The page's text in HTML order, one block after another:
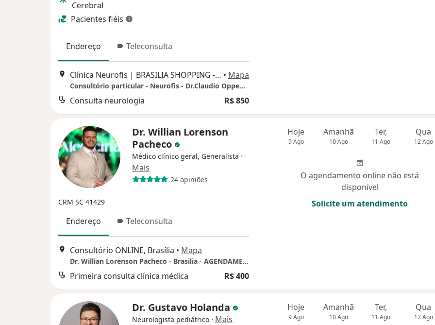
Cerebral
Pacientes fiéis
Endereço Teleconsulta
Clínica Neurofis | BRASILIA SHOPPING - SCN Quadra 05, Bloco A, numero 50 | Salas 913, 914 - 9 andar - Asa Norte, Brasília • Mapa
Consultório particular - Neurofis - Dr.Claudio Oppenheimer
Consulta neurologia R$ 850
Dr. Willian Lorenson
Pacheco
Médico clínico geral, Generalista ·
Mais
24 opiniões
CRM SC 41429
Endereço Teleconsulta
Consultório ONLINE, Brasília • Mapa
Dr. Willian Lorenson Pacheco - Brasilia - AGENDAMENTO SOMENTE ONLINE
Primeira consulta clínica médica R$ 400
Hoje
9 Ago
Amanhã
10 Ago
Ter,
11 Ago
Qua
12 Ago
O agendamento online não está
disponível
Solicite um atendimento
Dr. Gustavo Holanda
Neurologista pediátrico · Mais
Hoje
9 Ago
Amanhã
10 Ago
Ter,
11 Ago
Qua
12 Ago